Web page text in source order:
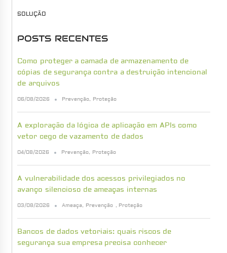
SOLUÇÃO
POSTS RECENTES
Como proteger a camada de armazenamento de
cópias de segurança contra a destruição intencional
de arquivos
06/08/2026 Prevenção, Proteção
A exploração da lógica de aplicação em APIs como
vetor cego de vazamento de dados
04/08/2026 Prevenção, Proteção
A vulnerabilidade dos acessos privilegiados no
avanço silencioso de ameaças internas
03/08/2026 Ameaça, Prevenção , Proteção
Bancos de dados vetoriais: quais riscos de
segurança sua empresa precisa conhecer